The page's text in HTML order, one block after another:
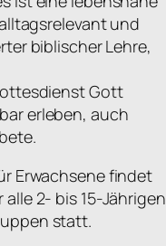
und
biblischer Lehre,
Gott
erleben, auch
Erwachsene findet
alle 2- bis 15-Jährigen
statt.